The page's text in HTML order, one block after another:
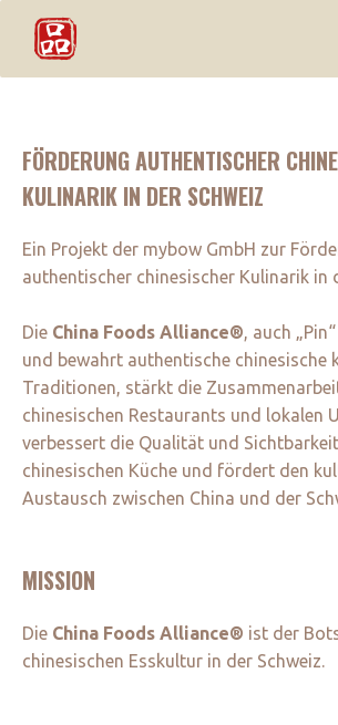
FÖRDERUNG AUTHENTISCHER
KULINARIK IN DER SCHWEIZ
Ein Projekt der mybow GmbH zur
authentischer chinesischer Kulinarik in
Die China Foods Alliance®, auch
und bewahrt authentische chinesische
Traditionen, stärkt die
chinesischen Restaurants und lokalen
verbessert die Qualität und
chinesischen Küche und fördert den
Austausch zwischen China und der
MISSION
Die China Foods Alliance® ist der
chinesischen Esskultur in der Schweiz.